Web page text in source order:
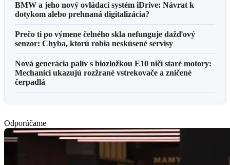
BMW a jeho nový ovládací systém iDrive: Návrat k
dotykom alebo prehnaná digitalizácia?
Prečo ti po výmene čelného skla nefunguje dažďový
senzor: Chyba, ktorú robia neskúsené servisy
Nová generácia palív s biozložkou E10 ničí staré motory:
Mechanici ukazujú rozžrané vstrekovače a zničené
čerpadlá
Odporúčame